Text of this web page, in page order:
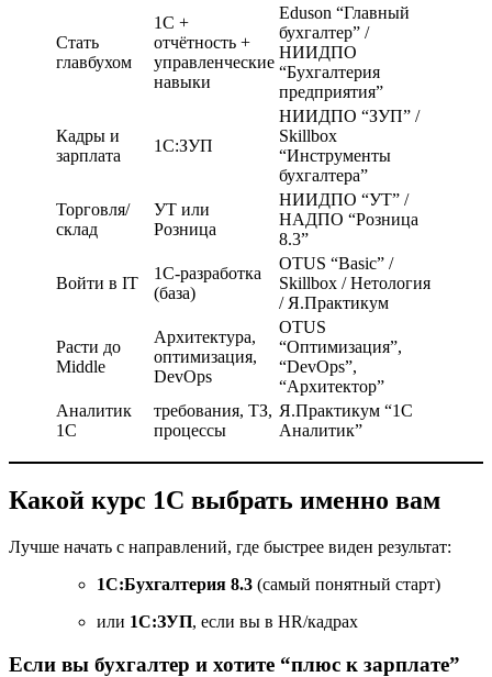
Стать
главбухом
1С +
отчётность +
управленческие
навыки
Eduson “Главный
бухгалтер” /
НИИДПО
“Бухгалтерия
предприятия”
Кадры и
зарплата
1С:ЗУП
НИИДПО “ЗУП” /
Skillbox
“Инструменты
бухгалтера”
Торговля/
склад
УТ или
Розница
НИИДПО “УТ” /
НАДПО “Розница
8.3”
Войти в IT
1С-разработка
(база)
OTUS “Basic” /
Skillbox / Нетология
/ Я.Практикум
Расти до
Middle
Архитектура,
оптимизация,
DevOps
OTUS
“Оптимизация”,
“DevOps”,
“Архитектор”
Аналитик
1С
требования, ТЗ,
процессы
Я.Практикум “1С
Аналитик”
Какой курс 1С выбрать именно вам
Лучше начать с направлений, где быстрее виден результат:
1С:Бухгалтерия 8.3 (самый понятный старт)
или 1С:ЗУП, если вы в HR/кадрах
Если вы бухгалтер и хотите “плюс к зарплате”